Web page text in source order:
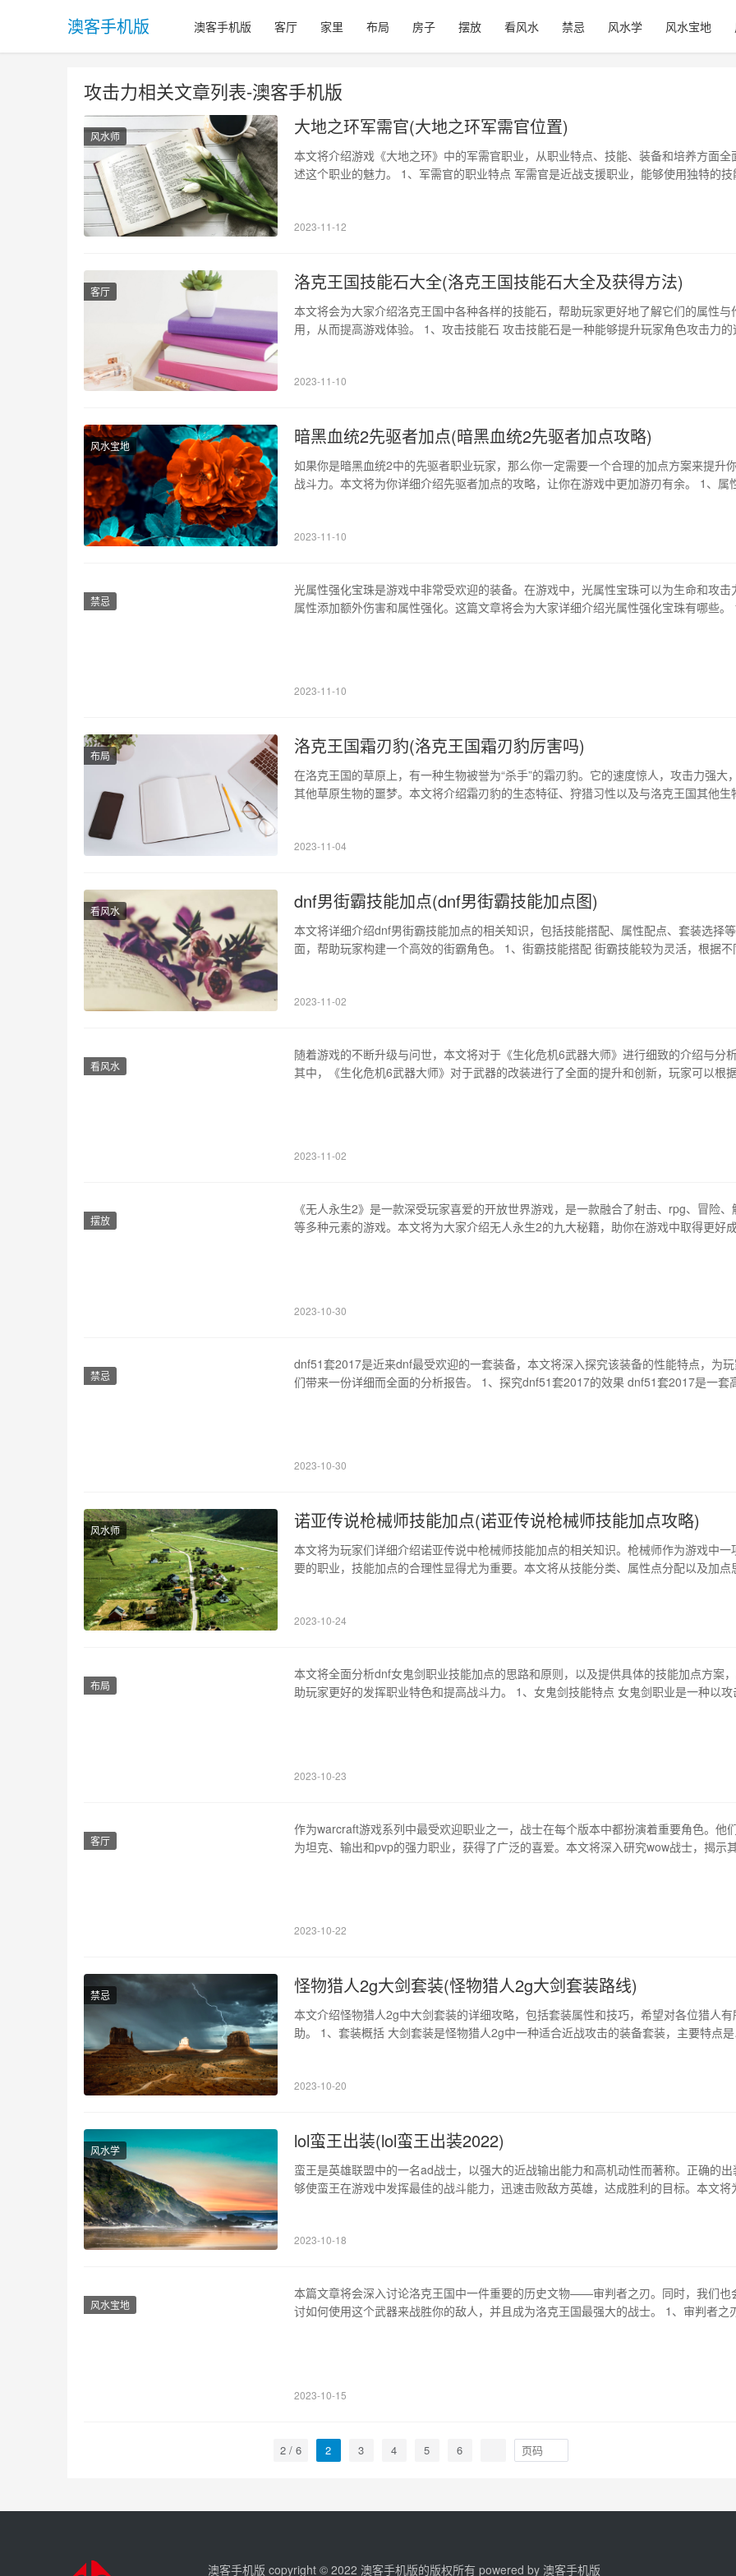
澳客手机版 澳客手机版 客厅 家里 布局 房子 摆放 看风水 禁忌 风水学 风水宝地
攻击力相关文章列表-澳客手机版
风水师 大地之环军需官(大地之环军需官位置)
本文将介绍游戏《大地之环》中的军需官职业，从职业特点、技能、装备和培养方面全
述这个职业的魅力。 1、军需官的职业特点 军需官是近战支援职业，能够使用独特的技
属性；治疗技能则能够治疗、解毒等操…
2023-11-12
客厅 洛克王国技能石大全(洛克王国技能石大全及获得方法)
本文将会为大家介绍洛克王国中各种各样的技能石，帮助玩家更好地了解它们的属性与
用，从而提高游戏体验。 1、攻击技能石 攻击技能石是一种能够提升玩家角色攻击力的
会带来不同的防御效果，有些甚至可以在受…
2023-11-10
风水宝地 暗黑血统2先驱者加点(暗黑血统2先驱者加点攻略)
如果你是暗黑血统2中的先驱者职业玩家，那么你一定需要一个合理的加点方案来提升
战斗力。本文将为你详细介绍先驱者加点的攻略，让你在游戏中更加游刃有余。 1、属
精神值（sp）上，以增强生…
2023-11-10
禁忌
光属性强化宝珠是游戏中非常受欢迎的装备。在游戏中，光属性宝珠可以为生命和攻击
属性添加额外伤害和属性强化。这篇文章将会为大家详细介绍光属性强化宝珠有哪些。
2023-11-10
布局 洛克王国霜刃豹(洛克王国霜刃豹厉害吗)
在洛克王国的草原上，有一种生物被誉为“杀手”的霜刃豹。它的速度惊人，攻击力强大
其他草原生物的噩梦。本文将介绍霜刃豹的生态特征、狩猎习性以及与洛克王国其他生
斤。它有着短而密集的金色…
2023-11-04
看风水 dnf男街霸技能加点(dnf男街霸技能加点图)
本文将详细介绍dnf男街霸技能加点的相关知识，包括技能搭配、属性配点、套装选择
面，帮助玩家构建一个高效的街霸角色。 1、街霸技能搭配 街霸技能较为灵活，根据不
理攻击为主要属性的角色，…
2023-11-02
看风水
随着游戏的不断升级与问世，本文将对于《生化危机6武器大师》进行细致的介绍与分析
其中，《生化危机6武器大师》对于武器的改装进行了全面的提升和创新，玩家可以根
2023-11-02
摆放
《无人永生2》是一款深受玩家喜爱的开放世界游戏，是一款融合了射击、rpg、冒险、
等多种元素的游戏。本文将为大家介绍无人永生2的九大秘籍，助你在游戏中取得更好
2023-10-30
禁忌
dnf51套2017是近来dnf最受欢迎的一套装备，本文将深入探究该装备的性能特点，为
们带来一份详细而全面的分析报告。 1、探究dnf51套2017的效果 dnf51套2017是一套
2023-10-30
风水师 诺亚传说枪械师技能加点(诺亚传说枪械师技能加点攻略)
本文将为玩家们详细介绍诺亚传说中枪械师技能加点的相关知识。枪械师作为游戏中一
要的职业，技能加点的合理性显得尤为重要。本文将从技能分类、属性点分配以及加点
三种类型。 攻击技能主要用于输出伤害…
2023-10-24
布局
本文将全面分析dnf女鬼剑职业技能加点的思路和原则，以及提供具体的技能加点方案
助玩家更好的发挥职业特色和提高战斗力。 1、女鬼剑技能特点 女鬼剑职业是一种以攻
2023-10-23
客厅
作为warcraft游戏系列中最受欢迎职业之一，战士在每个版本中都扮演着重要角色。他
为坦克、输出和pvp的强力职业，获得了广泛的喜爱。本文将深入研究wow战士，揭示
2023-10-22
禁忌 怪物猎人2g大剑套装(怪物猎人2g大剑套装路线)
本文介绍怪物猎人2g中大剑套装的详细攻略，包括套装属性和技巧，希望对各位猎人有
助。 1、套装概括 大剑套装是怪物猎人2g中一种适合近战攻击的装备套装，主要特点
常强大，但是需要注意的是，攻击…
2023-10-20
风水学 lol蛮王出装(lol蛮王出装2022)
蛮王是英雄联盟中的一名ad战士，以强大的近战输出能力和高机动性而著称。正确的出
够使蛮王在游戏中发挥最佳的战斗能力，迅速击败敌方英雄，达成胜利的目标。本文将
为蛮王提供强大保护和输出能…
2023-10-18
风水宝地
本篇文章将会深入讨论洛克王国中一件重要的历史文物——审判者之刃。同时，我们也
讨如何使用这个武器来战胜你的敌人，并且成为洛克王国最强大的战士。 1、审判者之
2023-10-15
2 / 6 2 3 4 5 6
澳客手机版 copyright © 2022 澳客手机版的版权所有 powered by 澳客手机版